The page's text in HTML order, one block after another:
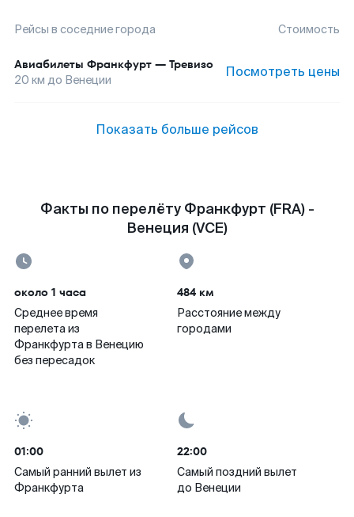
Рейсы в соседние города Стоимость
Авиабилеты Франкфурт — Тревизо
20 км до Венеции Посмотреть цены
Показать больше рейсов
Факты по перелёту Франкфурт (FRA) -
Венеция (VCE)
около 1 часа
Среднее время
перелета из
Франкфурта в Венецию
без пересадок
484 км
Расстояние между
городами
01:00
Самый ранний вылет из
Франкфурта
22:00
Самый поздний вылет
до Венеции